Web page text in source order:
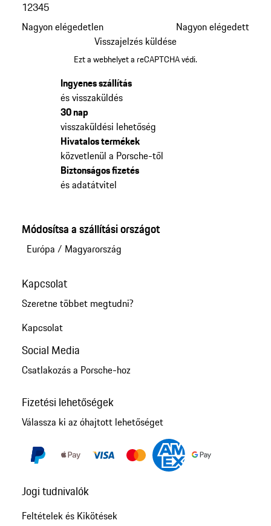
Nagyon elégedetlen
12345
Nagyon elégedett
Visszajelzés küldése
Ezt a webhelyet a reCAPTCHA védi.
Ingyenes szállítás
és visszaküldés
30 nap
visszaküldési lehetőség
Hivatalos termékek
közvetlenül a Porsche-től
Biztonságos fizetés
és adatátvitel
Módosítsa a szállítási országot
Európa / Magyarország
Kapcsolat
Szeretne többet megtudni?
Kapcsolat
Social Media
Csatlakozás a Porsche-hoz
Fizetési lehetőségek
Válassza ki az óhajtott lehetőséget
Jogi tudnivalók
Feltételek és Kikötések